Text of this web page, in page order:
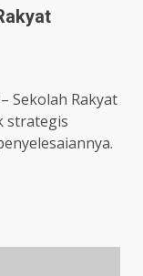
Sekolah Rakyat
strategis